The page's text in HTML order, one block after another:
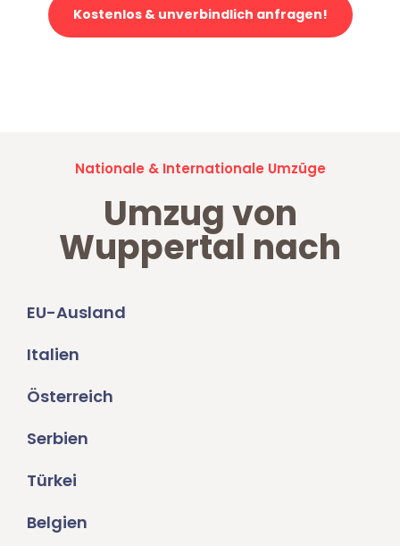
Kostenlos & unverbindlich anfragen!
Nationale & Internationale Umzüge
Umzug von
Wuppertal nach
EU-Ausland
Italien
Österreich
Serbien
Türkei
Belgien